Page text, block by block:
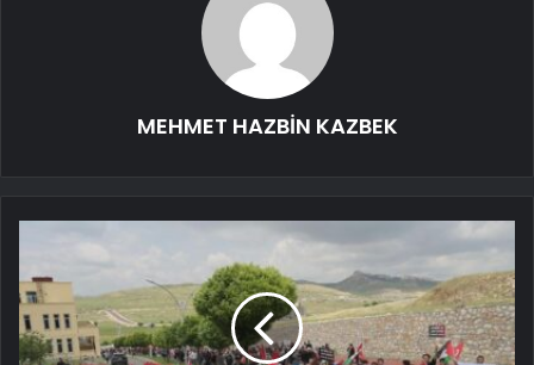
MEHMET HAZBİN KAZBEK